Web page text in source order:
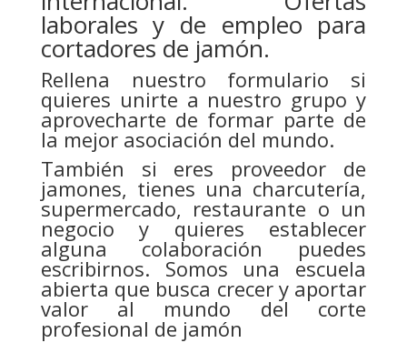
laborales y de empleo para
cortadores de jamón.
Rellena nuestro formulario si
quieres unirte a nuestro grupo y
aprovecharte de formar parte de
la mejor asociación del mundo.
También si eres proveedor de
jamones, tienes una charcutería,
supermercado, restaurante o un
negocio y quieres establecer
alguna colaboración puedes
escribirnos. Somos una escuela
abierta que busca crecer y aportar
valor al mundo del corte
profesional de jamón